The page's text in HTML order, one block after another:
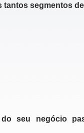
tantos segmentos
seu negócio